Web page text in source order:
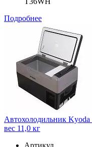
Подробнее
Автохолодильник
вес 11,0 кг
Артикул